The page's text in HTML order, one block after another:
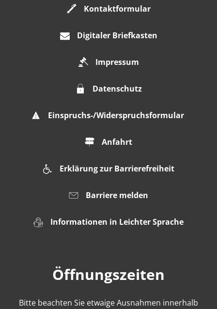
Kontaktformular
Digitaler Briefkasten
Impressum
Datenschutz
Einspruchs-/Widerspruchsformular
Anfahrt
Erklärung zur Barrierefreiheit
Barriere melden
Informationen in Leichter Sprache
Öffnungszeiten
Bitte beachten Sie etwaige Ausnahmen innerhalb